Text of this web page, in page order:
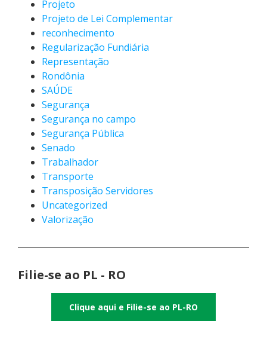
Projeto
Projeto de Lei Complementar
reconhecimento
Regularização Fundiária
Representação
Rondônia
SAÚDE
Segurança
Segurança no campo
Segurança Pública
Senado
Trabalhador
Transporte
Transposição Servidores
Uncategorized
Valorização
Filie-se ao PL - RO
Clique aqui e Filie-se ao PL-RO